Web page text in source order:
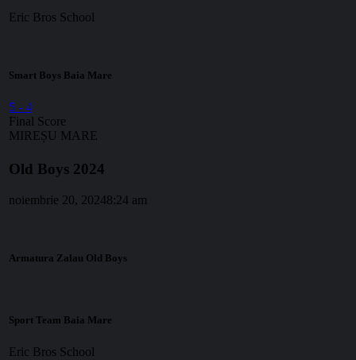
Eric Bros School
Smart Boys Baia Mare
5 - 4
Final Score
MIREȘU MARE
Old Boys 2024
noiembrie 20, 20248:24 am
Armatura Zalau Old Boys
Sport Team Baia Mare
Eric Bros School